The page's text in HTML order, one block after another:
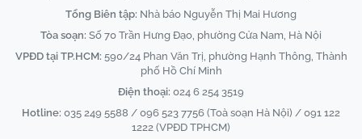
Tổng Biên tập: Nhà báo Nguyễn Thị Mai Hương
Tòa soạn: Số 70 Trần Hưng Đạo, phường Cửa Nam, Hà Nội
VPĐD tại TP.HCM: 590/24 Phan Văn Trị, phường Hạnh Thông, Thành
phố Hồ Chí Minh
Điện thoại: 024 6 254 3519
Hotline: 035 249 5588 / 096 523 7756 (Toà soạn Hà Nội) / 091 122
1222 (VPĐD TPHCM)